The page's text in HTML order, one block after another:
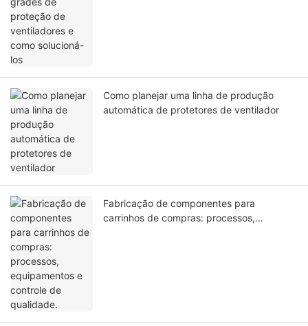
Como planejar uma linha de produção
automática de protetores de ventilador
Fabricação de componentes para
carrinhos de compras: processos,